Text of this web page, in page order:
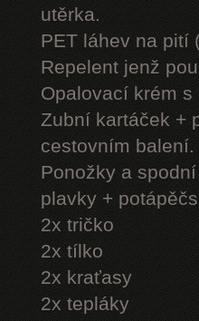
utěrka.
PET láhev na pití
Repelent jenž
Opalovací krém
Zubní kartáček +
cestovním balení.
Ponožky a
plavky +
2x tričko
2x tílko
2x kraťasy
2x tepláky